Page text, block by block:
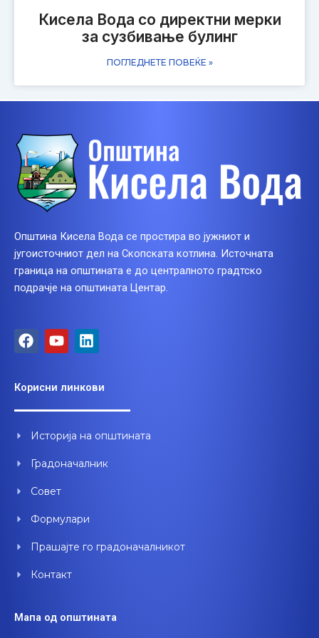
Кисела Вода со директни мерки
за сузбивање булинг
ПОГЛЕДНЕТЕ ПОВЕЌЕ »
Општина Кисела Вода се простира во јужниот и
југоисточниот дел на Скопската котлина. Источната
граница на општината е до централното градтско
подрачје на општината Центар.
F
a
b
o
k
Y
o
u
b
L
i
e
d
n
Корисни линкови
Историја на општината
Градоначалник
Совет
Формулари
Прашајте го градоначалникот
Контакт
Мапа од општината